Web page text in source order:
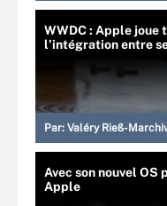
WWDC : Apple joue
l’intégration entre
Par: Valéry Rieß-
Avec son nouvel
Apple